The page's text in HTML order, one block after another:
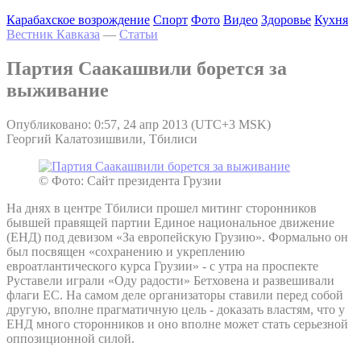
Карабахское возрождение Спорт Фото Видео Здоровье Кухня
Вестник Кавказа — Статьи
Партия Саакашвили борется за
выживание
Опубликовано: 0:57, 24 апр 2013 (UTC+3 MSK)
Георгий Калатозишвили, Тбилиси
© Фото: Сайт президента Грузии
На днях в центре Тбилиси прошел митинг сторонников
бывшей правящей партии Единое национальное движение
(ЕНД) под девизом «За европейскую Грузию». Формально он
был посвящен «сохранению и укреплению
евроатлантического курса Грузии» - с утра на проспекте
Руставели играли «Оду радости» Бетховена и развешивали
флаги ЕС. На самом деле организаторы ставили перед собой
другую, вполне прагматичную цель - доказать властям, что у
ЕНД много сторонников и оно вполне может стать серьезной
оппозиционной силой.